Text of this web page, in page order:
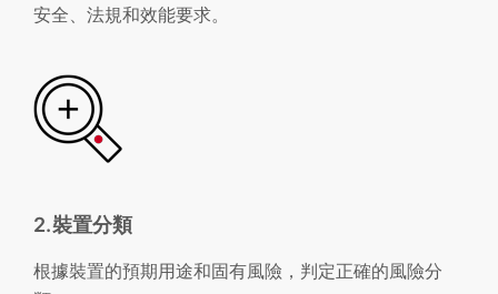
安全、法規和效能要求。
2.裝置分類
根據裝置的預期用途和固有風險，判定正確的風險分